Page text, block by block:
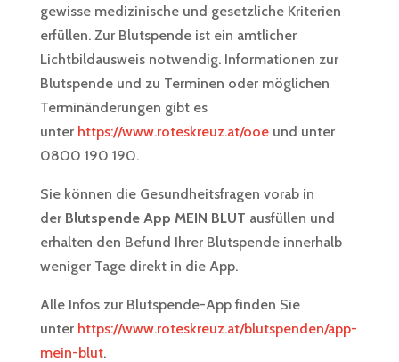
gewisse medizinische und gesetzliche Kriterien
erfüllen. Zur Blutspende ist ein amtlicher
Lichtbildausweis notwendig. Informationen zur
Blutspende und zu Terminen oder möglichen
Terminänderungen gibt es
unter https://www.roteskreuz.at/ooeund unter
0800 190 190.
Sie können die Gesundheitsfragen vorab in
der Blutspende App MEIN BLUT ausfüllen und
erhalten den Befund Ihrer Blutspende innerhalb
weniger Tage direkt in die App.
Alle Infos zur Blutspende-App finden Sie
unter https://www.roteskreuz.at/blutspenden/app-
mein-blut.